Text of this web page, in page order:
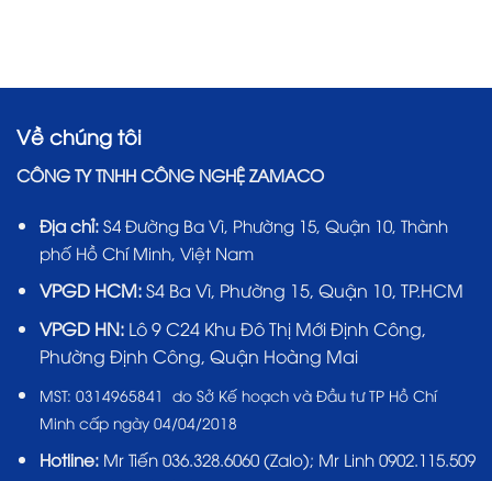
Về chúng tôi
CÔNG TY TNHH CÔNG NGHỆ ZAMACO
Địa chỉ: S4 Đường Ba Vì, Phường 15, Quận 10, Thành
phố Hồ Chí Minh, Việt Nam
VPGD HCM:S4 Ba Vì, Phường 15, Quận 10, TP.HCM
VPGD HN:Lô 9 C24 Khu Đô Thị Mới Định Công,
Phường Định Công, Quận Hoàng Mai
MST: 0314965841 do Sở Kế hoạch và Đầu tư TP Hồ Chí
Minh cấp ngày 04/04/2018
Hotline: Mr Tiến 036.328.6060(Zalo); Mr Linh 0902.115.509